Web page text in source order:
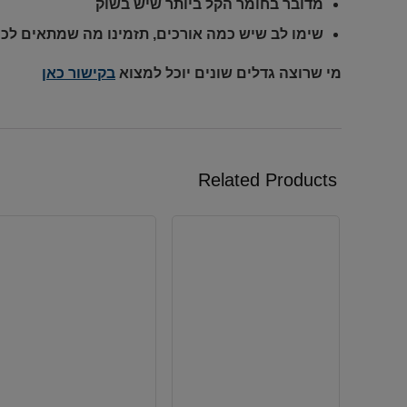
מדובר בחומר הקל ביותר שיש בשוק
שימו לב שיש כמה אורכים, תזמינו מה שמתאים
מי שרוצה גדלים שונים יוכל למצוא בקישור כאן
Related Products